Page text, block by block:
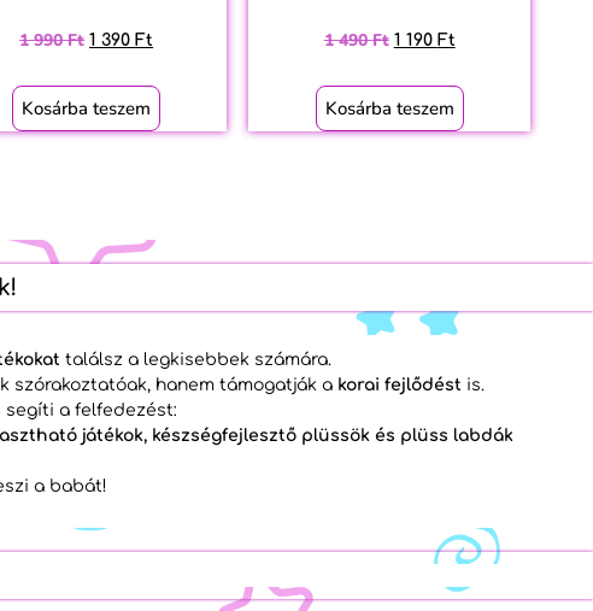
1 990Ft 1 390 Ft
Kosárba teszem
1 490Ft 1 190 Ft
Kosárba teszem
találsz a legkisebbek számára.
szórakoztatóak, hanem támogatják a korai fejlődést is.
segíti a felfedezést:
játékok, készségfejlesztő plüssök és plüss labdák
a babát!